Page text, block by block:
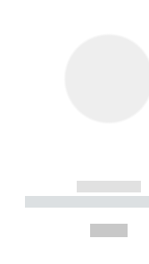
------------
-----------